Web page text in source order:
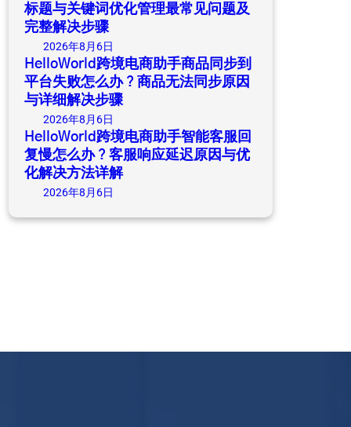
标题与关键词优化管理最常见问题及
完整解决步骤
2026年8月6日
HelloWorld跨境电商助手商品同步到
平台失败怎么办？商品无法同步原因
与详细解决步骤
2026年8月6日
HelloWorld跨境电商助手智能客服回
复慢怎么办？客服响应延迟原因与优
化解决方法详解
2026年8月6日